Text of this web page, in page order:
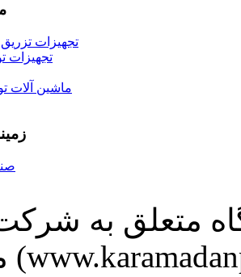
تجهیزات
تجهیزات
ماشین آلات
پایگاه متعلق به